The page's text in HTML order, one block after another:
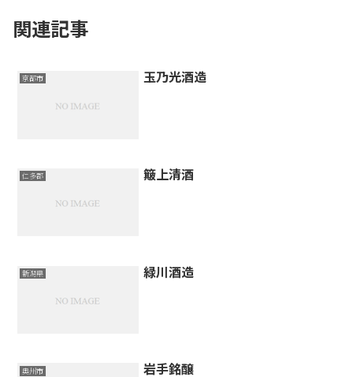
関連記事
京都市 玉乃光酒造
仁多郡 簸上清酒
新潟県 緑川酒造
奥州市 岩手銘醸